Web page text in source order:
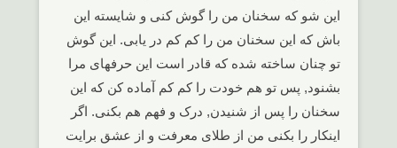
این شو که سخنان من را گوش کنی و شایسته این
باش که این سخنان من را کم کم در یابی. این گوش
تو چنان ساخته شده که قادر است این حرفهای مرا
بشنود, پس تو هم خودت را کم کم آماده کن که این
سخنان را پس از شنیدن, درک و فهم هم بکنی. اگر
اینکار را بکنی من از طلای معرفت و از عشق برایت